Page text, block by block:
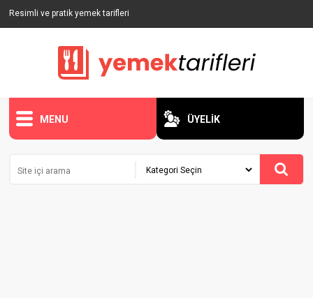
Resimli ve pratik yemek tarifleri
MENU ÜYELİK